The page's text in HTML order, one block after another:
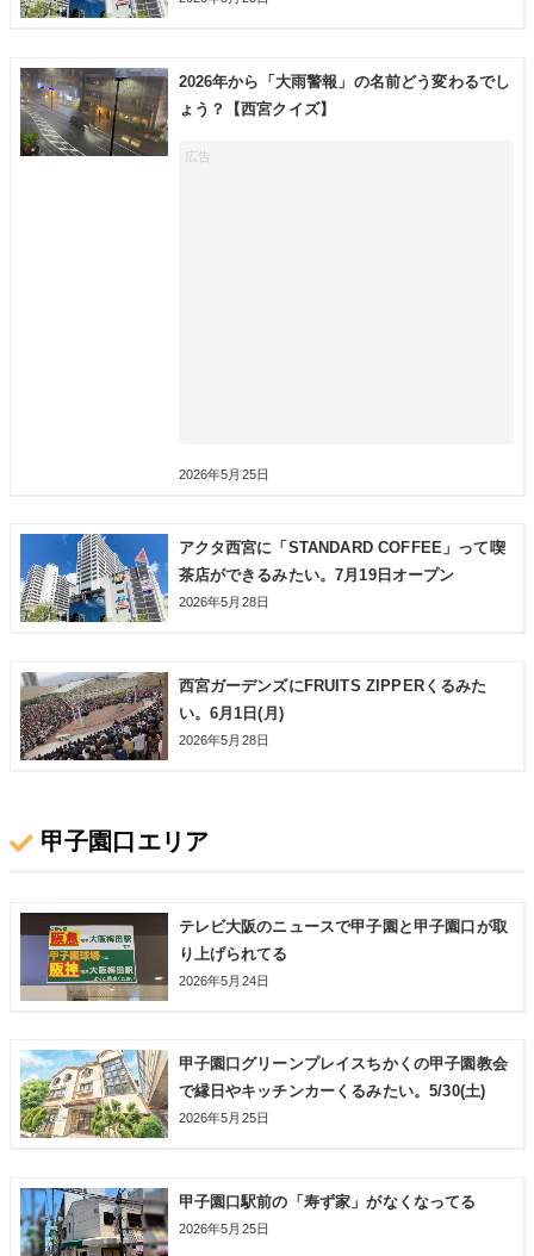
2026年から「大雨警報」の名前どう変わるでし
ょう？【西宮クイズ】
2026年5月25日
アクタ西宮に「STANDARD COFFEE」って喫
茶店ができるみたい。7月19日オープン
2026年5月28日
西宮ガーデンズにFRUITS ZIPPERくるみた
い。6月1日(月)
2026年5月28日
甲子園口エリア
テレビ大阪のニュースで甲子園と甲子園口が取
り上げられてる
2026年5月24日
甲子園口グリーンプレイスちかくの甲子園教会
で縁日やキッチンカーくるみたい。5/30(土)
2026年5月25日
甲子園口駅前の「寿ず家」がなくなってる
2026年5月25日